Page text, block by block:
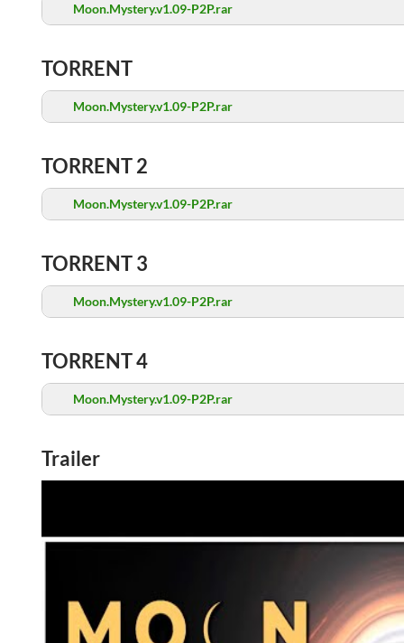
Moon.Mystery.v1.09-P2P.rar
TORRENT
Moon.Mystery.v1.09-P2P.rar
TORRENT 2
Moon.Mystery.v1.09-P2P.rar
TORRENT 3
Moon.Mystery.v1.09-P2P.rar
TORRENT 4
Moon.Mystery.v1.09-P2P.rar
Trailer